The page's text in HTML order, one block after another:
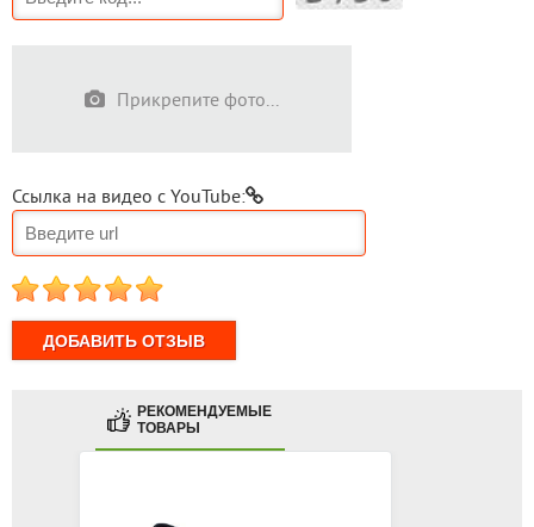
Прикрепите фото...
Ссылка на видео с YouTube:
1 2 3 4 5
РЕКОМЕНДУЕМЫЕ
ТОВАРЫ